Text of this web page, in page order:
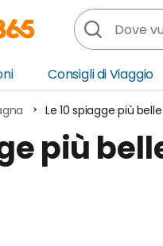
Asia
Oceania
America
Consigli di Viaggio
Le 10 spiagge più
più